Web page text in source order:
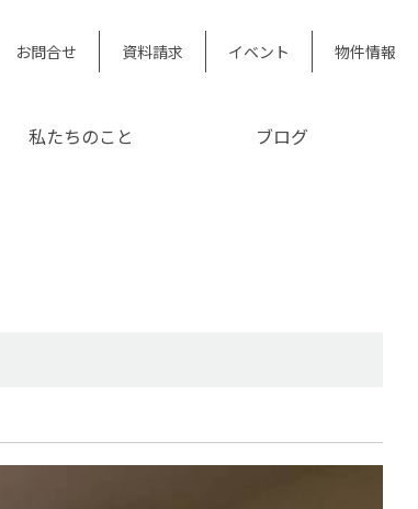
お問合せ 資料請求 イベント 物件情報
私たちのこと ブログ